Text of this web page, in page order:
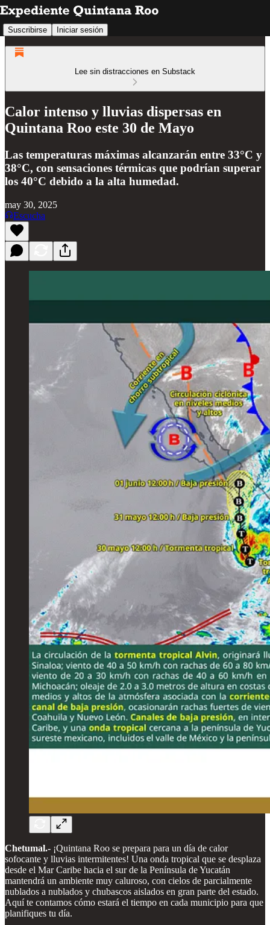
Suscribirse Iniciar sesión
Lee sin distracciones en Substack
Calor intenso y lluvias dispersas en
Quintana Roo este 30 de Mayo
Las temperaturas máximas alcanzarán entre 33°C y
38°C, con sensaciones térmicas que podrían superar
los 40°C debido a la alta humedad.
may 30, 2025
Escucha
Chetumal.- ¡Quintana Roo se prepara para un día de calor
sofocante y lluvias intermitentes! Una onda tropical que se desplaza
desde el Mar Caribe hacia el sur de la Península de Yucatán
mantendrá un ambiente muy caluroso, con cielos de parcialmente
nublados a nublados y chubascos aislados en gran parte del estado.
Aquí te contamos cómo estará el tiempo en cada municipio para que
planifiques tu día.